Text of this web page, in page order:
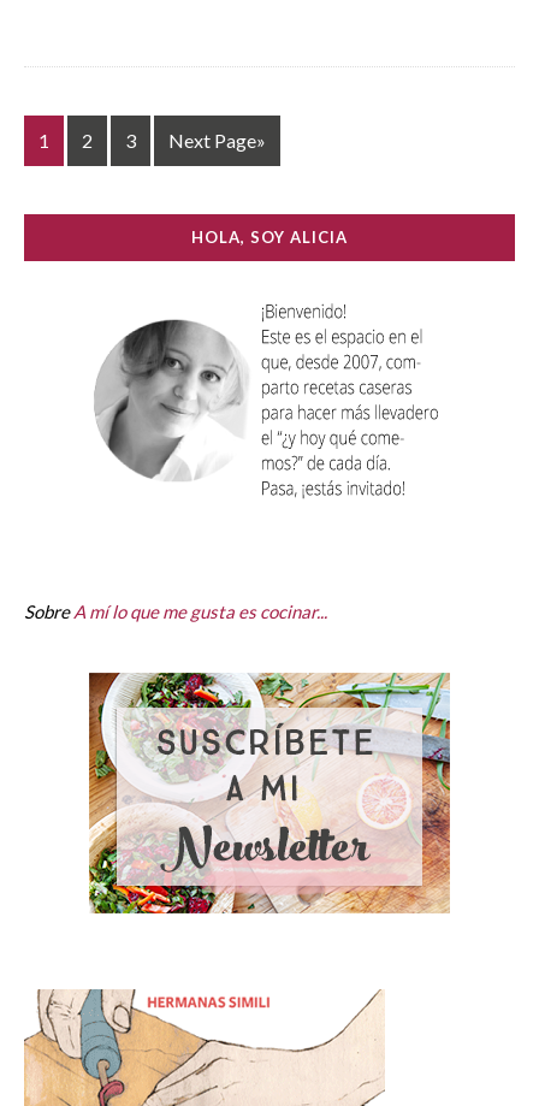
1 2 3 Next Page»
HOLA, SOY ALICIA
SobreA mí lo que me gusta es cocinar...